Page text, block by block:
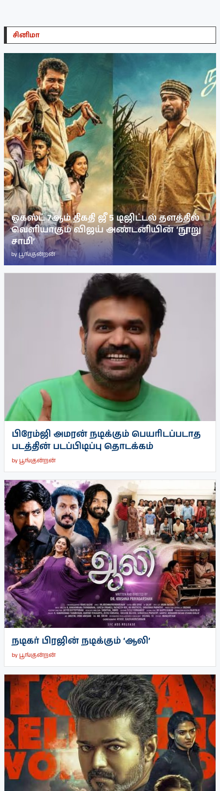
சினிமா
ஓகஸ்ட் 7ஆம் திகதி ஜீ 5 டிஜிட்டல் தளத்தில்
வெளியாகும் விஜய் அண்டனியின் ‘நூறு
சாமி’
byபூங்குன்றன்
பிரேம்ஜி அமரன் நடிக்கும் பெயரிடப்படாத
படத்தின் படப்பிடிப்பு தொடக்கம்
by பூங்குன்றன்
நடிகர் பிரஜின் நடிக்கும் ‘ஆலி’
by பூங்குன்றன்